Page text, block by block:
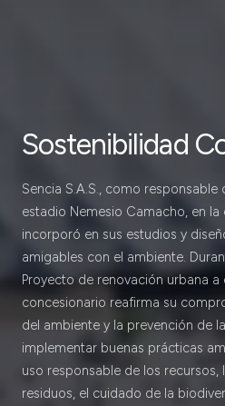
Sostenibilidad
Sencia S.A.S., como
estadio Nemesio Camacho, en
incorporó en sus estudios y
amigables con el ambiente.
Proyecto de renovación urbana a
concesionario reafirma su
del ambiente y la prevención de
implementar buenas prácticas
uso responsable de los
residuos, el cuidado de la